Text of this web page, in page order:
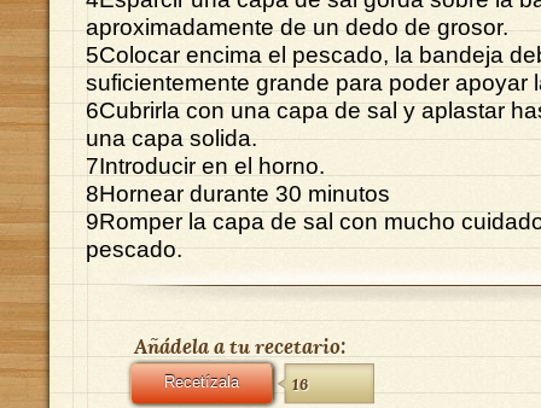
aproximadamente de un dedo de grosor.
5Colocar encima el pescado, la bandeja
suficientemente grande para poder apoyar
6Cubrirla con una capa de sal y aplastar
una capa solida.
7Introducir en el horno.
8Hornear durante 30 minutos
9Romper la capa de sal con mucho
pescado.
Añádela a tu recetario:
Recetízala 16